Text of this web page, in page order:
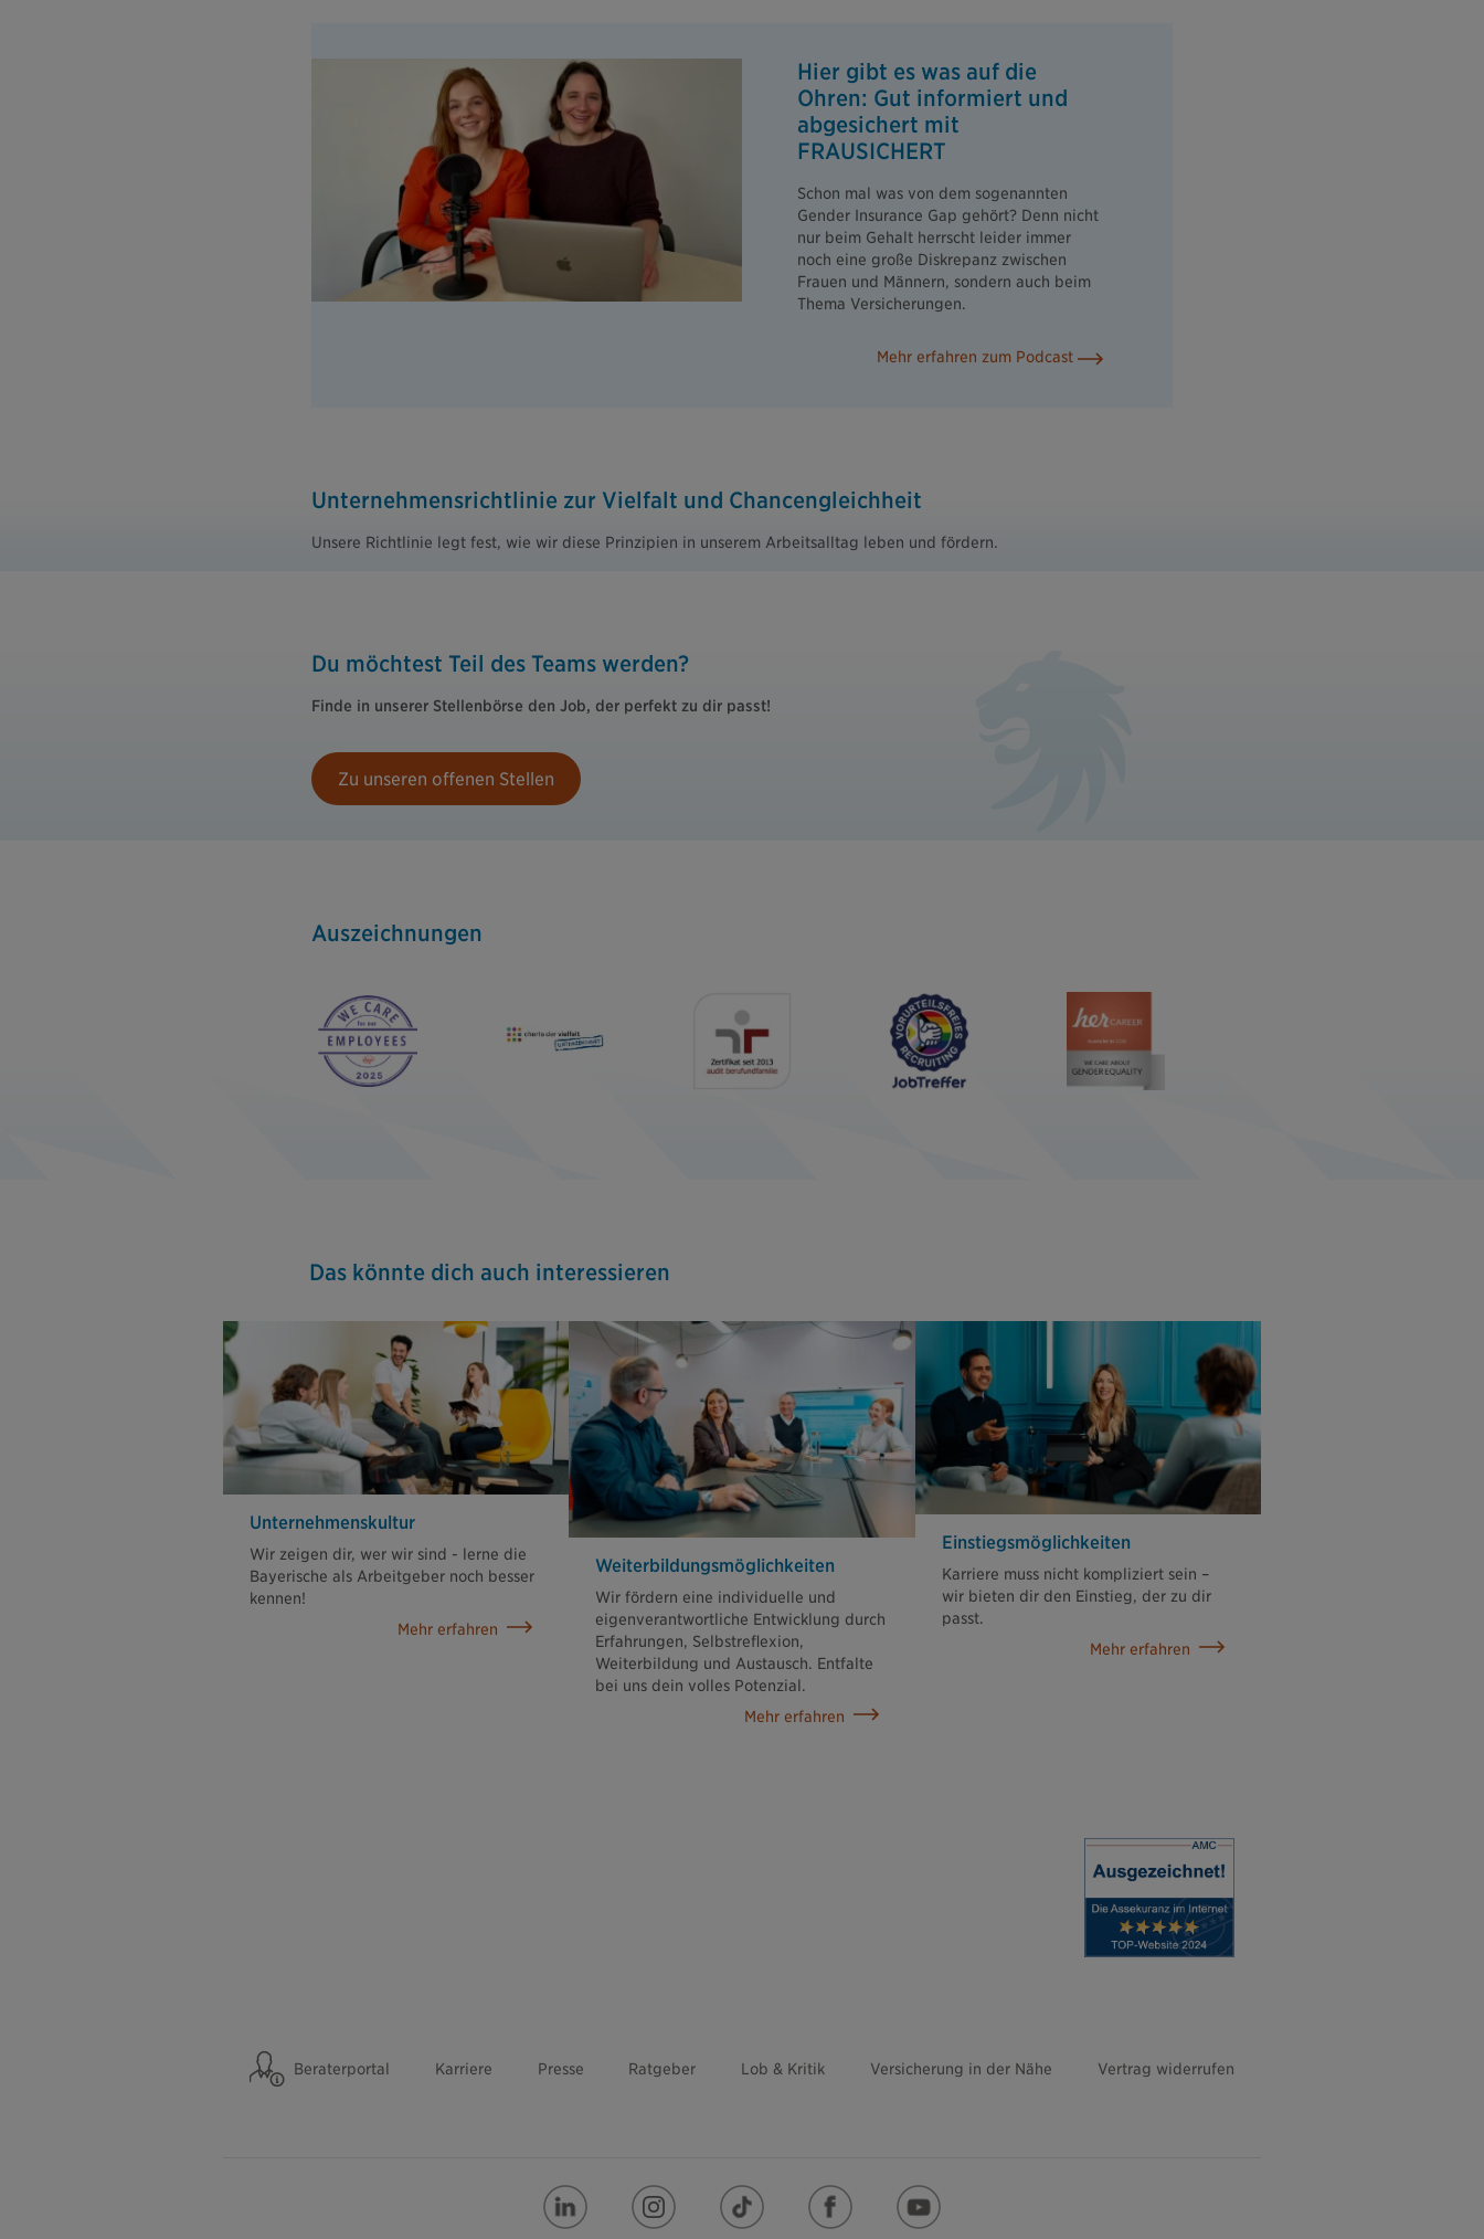
Hier gibt es was auf die
Ohren: Gut informiert und
abgesichert mit
FRAUSICHERT
Schon mal was von dem sogenannten
Gender Insurance Gap gehört? Denn nicht
nur beim Gehalt herrscht leider immer
noch eine große Diskrepanz zwischen
Frauen und Männern, sondern auch beim
Thema Versicherungen.
Mehr erfahren zum Podcast
Unternehmensrichtlinie zur Vielfalt und Chancengleichheit
Unsere Richtlinie legt fest, wie wir diese Prinzipien in unserem Arbeitsalltag leben und fördern.
Du möchtest Teil des Teams werden?
Finde in unserer Stellenbörse den Job, der perfekt zu dir passt!
Zu unseren offenen Stellen
Auszeichnungen
Das könnte dich auch interessieren
Unternehmenskultur
Wir zeigen dir, wer wir sind - lerne die
Bayerische als Arbeitgeber noch besser
kennen!
Mehr erfahren
Weiterbildungs­möglichkeiten
Wir fördern eine individuelle und
eigenverantwortliche Entwicklung durch
Erfahrungen, Selbstreflexion,
Weiterbildung und Austausch. Entfalte
bei uns dein volles Potenzial.
Mehr erfahren
Einstiegs­möglichkeiten
Karriere muss nicht kompliziert sein –
wir bieten dir den Einstieg, der zu dir
passt.
Mehr erfahren
Beraterportal Karriere Presse Ratgeber Lob & Kritik Versicherung in der Nähe Vertrag widerrufen